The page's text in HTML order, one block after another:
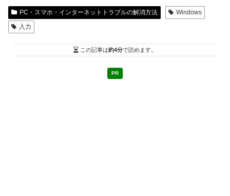
PC・スマホ・インターネットトラブルの解消方法
Windows
入力
この記事は約4分で読めます。
PR